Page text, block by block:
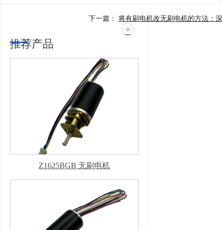
下一篇：
推荐产品
+
Z1625BGB 无刷电机